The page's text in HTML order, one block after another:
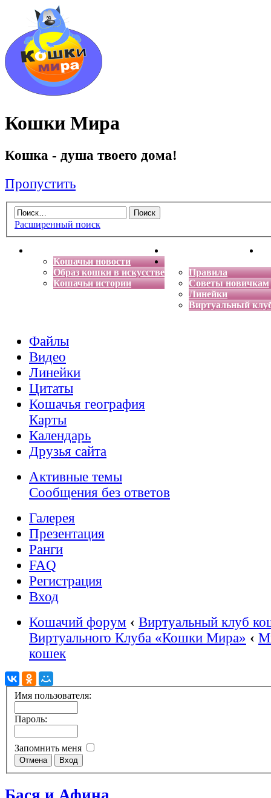
Кошки Мира
Кошка - душа твоего дома!
Пропустить
Расширенный поиск
Кошачьи новости
Образ кошки в искусстве
Кошачьи истории
Энциклопедия кошек
Правила
Советы новичкам
Линейки
Виртуальный
Файлы
Видео
Линейки
Цитаты
Кошачья география
Карты
Календарь
Друзья сайта
Активные темы
Сообщения без ответов
Галерея
Презентация
Ранги
FAQ
Регистрация
Вход
Кошачий форум ‹ Виртуальный клуб
Виртуального Клуба «Кошки Мира» ‹
кошек
Имя пользователя:
Пароль:
Запомнить меня